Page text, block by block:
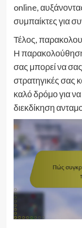
online,
συμπαίκτες για
Τέλος,
Η
σας μπορεί να
στρατηγικές σας
καλό δρόμο για να
διεκδίκηση